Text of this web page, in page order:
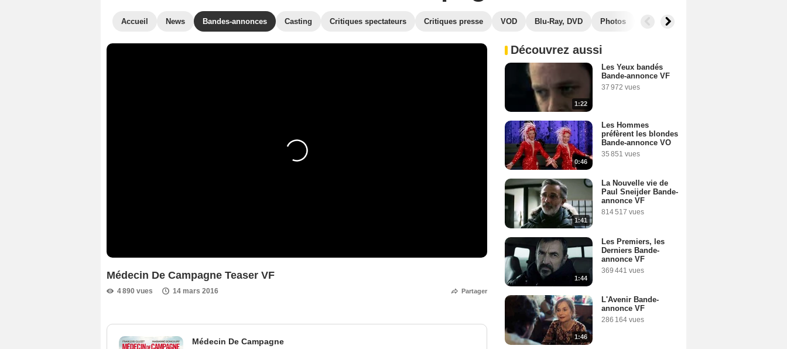
Accueil News Bandes-annonces Casting Critiques spectateurs Critiques presse VOD Blu-Ray, DVD Photos Secrets de tournage
Médecin De Campagne Teaser VF
4 890 vues 14 mars 2016 Partager
Médecin De Campagne
Découvrez aussi
1:22
Les Yeux bandés
Bande-annonce VF
37 972 vues
0:46
Les Hommes
préfèrent les blondes
Bande-annonce VO
35 851 vues
1:41
La Nouvelle vie de
Paul Sneijder Bande-
annonce VF
814 517 vues
1:44
Les Premiers, les
Derniers Bande-
annonce VF
369 441 vues
1:46
L'Avenir Bande-
annonce VF
286 164 vues